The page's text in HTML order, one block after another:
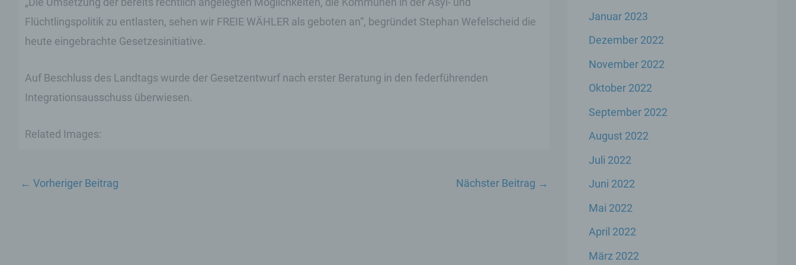
Flüchtlingspolitik zu entlasten, sehen wir FREIE WÄHLER als geboten an“, begründet Stephan Wefelscheid die
heute eingebrachte Gesetzesinitiative.
Auf Beschluss des Landtags wurde der Gesetzentwurf nach erster Beratung in den federführenden
Integrationsausschuss überwiesen.
Related Images:
← Vorheriger Beitrag Nächster Beitrag →
Januar 2023
Dezember 2022
November 2022
Oktober 2022
September 2022
August 2022
Juli 2022
Juni 2022
Mai 2022
April 2022
März 2022
c) Verarbeitung
Daten wie das Erheben, das Erfassen, die Organisation,
das Ordnen, die Speicherung, die Anpassung oder
d) Einschränkung der Verarbeitung